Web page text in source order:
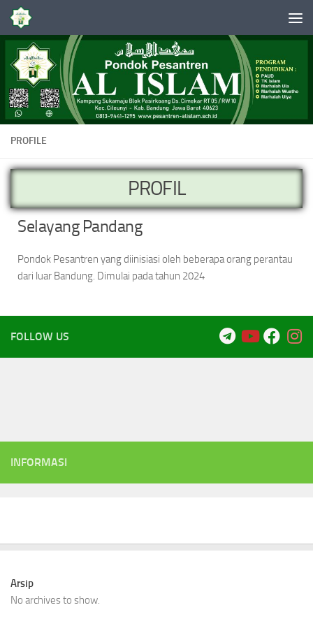
Skip to content
PROFILE
PROFIL
Selayang Pandang
Pondok Pesantren yang diinisiasi oleh beberapa orang perantau
dari luar Bandung. Dimulai pada tahun 2024
FOLLOW US
INFORMASI
Arsip
No archives to show.